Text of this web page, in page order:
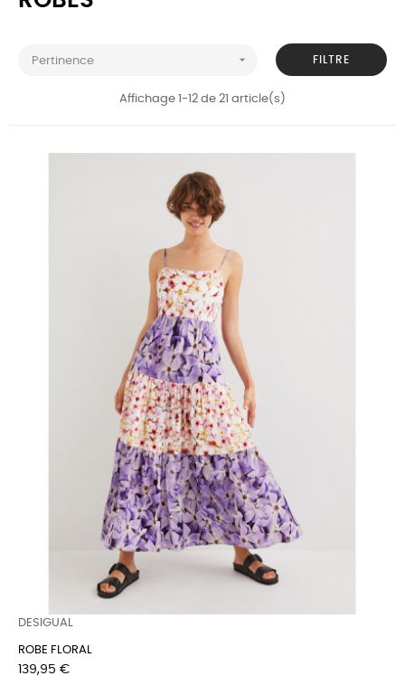
Pertinence  FILTRE
Affichage 1-12 de 21 article(s)
DESIGUAL
ROBE FLORAL
Prix
139,95 €